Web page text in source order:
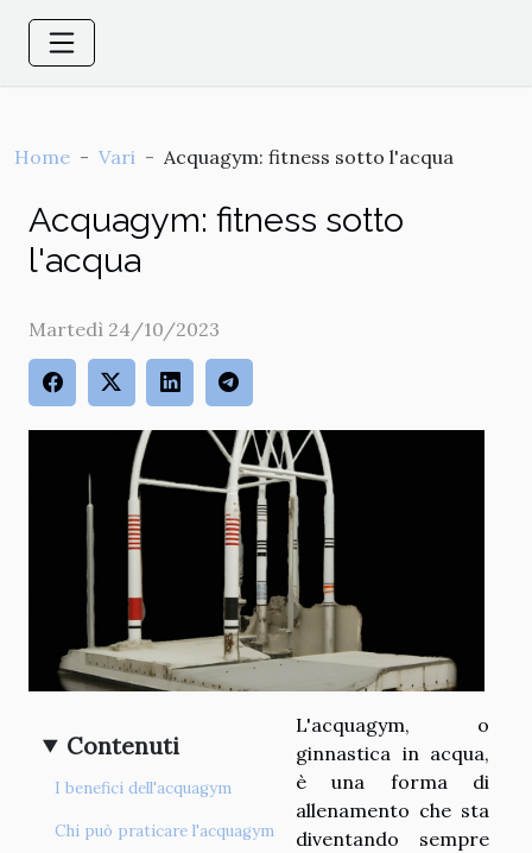
Home Vari Acquagym: fitness sotto l'acqua
Acquagym: fitness sotto
l'acqua
Martedì 24/10/2023
Contenuti
I benefici dell'acquagym
Chi può praticare l'acquagym
L'acquagym, o
ginnastica in acqua,
è una forma di
allenamento che sta
diventando sempre